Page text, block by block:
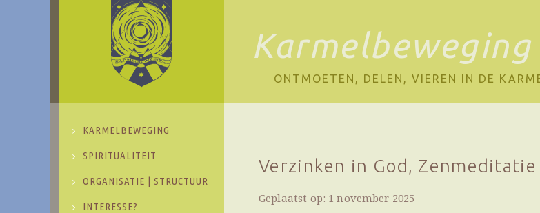
Karmelbeweging
ONTMOETEN, DELEN, VIEREN IN DE
Verzinken in God,
Geplaatst op: 1 november 2025
KARMELBEWEGING
SPIRITUALITEIT
ORGANISATIE | STRUCTUUR
INTERESSE?